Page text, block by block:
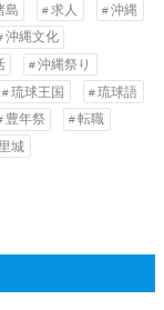
島 求人
沖縄
沖縄文化
沖縄祭り
琉球王国
琉球語
豊年祭
転職
城